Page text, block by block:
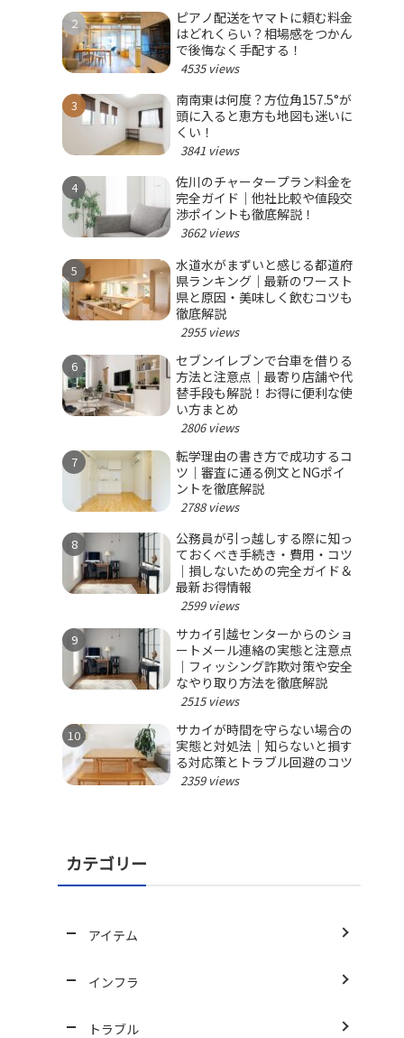
ピアノ配送をヤマトに頼む料金
はどれくらい？相場感をつかん
で後悔なく手配する！
4535 views
南南東は何度？方位角157.5°が
頭に入ると恵方も地図も迷いに
くい！
3841 views
佐川のチャータープラン料金を
完全ガイド｜他社比較や値段交
渉ポイントも徹底解説！
3662 views
水道水がまずいと感じる都道府
県ランキング｜最新のワースト
県と原因・美味しく飲むコツも
徹底解説
2955 views
セブンイレブンで台車を借りる
方法と注意点｜最寄り店舗や代
替手段も解説！お得に便利な使
い方まとめ
2806 views
転学理由の書き方で成功するコ
ツ｜審査に通る例文とNGポイ
ントを徹底解説
2788 views
公務員が引っ越しする際に知っ
ておくべき手続き・費用・コツ
｜損しないための完全ガイド＆
最新お得情報
2599 views
サカイ引越センターからのショ
ートメール連絡の実態と注意点
｜フィッシング詐欺対策や安全
なやり取り方法を徹底解説
2515 views
サカイが時間を守らない場合の
実態と対処法｜知らないと損す
る対応策とトラブル回避のコツ
2359 views
カテゴリー
アイテム
インフラ
トラブル